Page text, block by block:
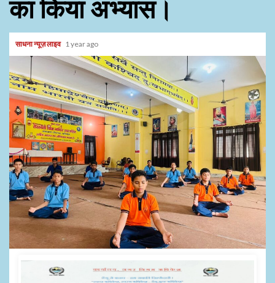
का किया अभ्यास।
साधना न्यूज़ लाइव 1 year ago